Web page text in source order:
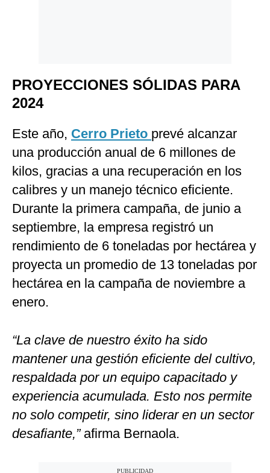
PROYECCIONES SÓLIDAS PARA
2024
Este año, Cerro Prieto prevé alcanzar
una producción anual de 6 millones de
kilos, gracias a una recuperación en los
calibres y un manejo técnico eficiente.
Durante la primera campaña, de junio a
septiembre, la empresa registró un
rendimiento de 6 toneladas por hectárea y
proyecta un promedio de 13 toneladas por
hectárea en la campaña de noviembre a
enero.
“La clave de nuestro éxito ha sido
mantener una gestión eficiente del cultivo,
respaldada por un equipo capacitado y
experiencia acumulada. Esto nos permite
no solo competir, sino liderar en un sector
desafiante,”afirma Bernaola.